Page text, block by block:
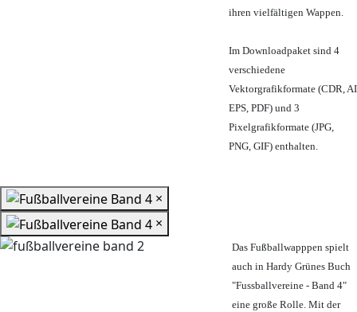
ihren vielfältigen Wappen.
Im Downloadpaket sind 4
verschiedene
Vektorgrafikformate (CDR, AI
EPS, PDF) und 3
Pixelgrafikformate (JPG,
PNG, GIF) enthalten.
×
×
Das Fußballwapppen spielt
auch in Hardy Grünes Buch
"Fussballvereine - Band 4"
eine große Rolle. Mit der